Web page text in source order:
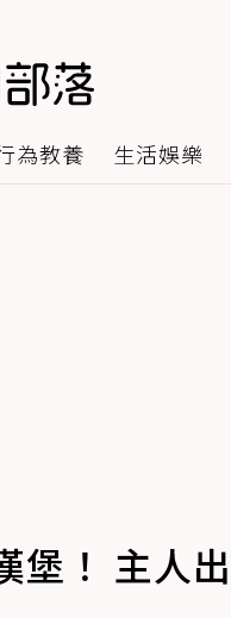
為教養 生活娛樂
堡！ 主人